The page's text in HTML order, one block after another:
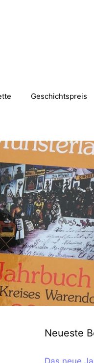
Geschichtspreis
Neueste
Das neue